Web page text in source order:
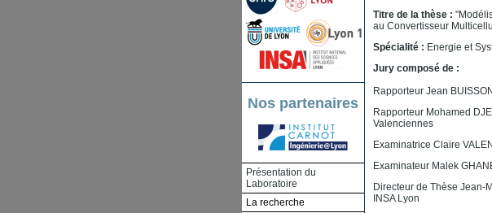
Nos partenaires
Présentation du
Laboratoire
La recherche
Titre de la thèse :
au Convertisseur
Spécialité : Energie et
Jury composé de :
Rapporteur Jean
Rapporteur Mohamed
Valenciennes
Examinatrice Claire
Examinateur Malek
Directeur de Thèse Jean-
INSA Lyon